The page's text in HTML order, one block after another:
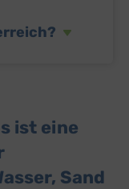
ist eine
Sand